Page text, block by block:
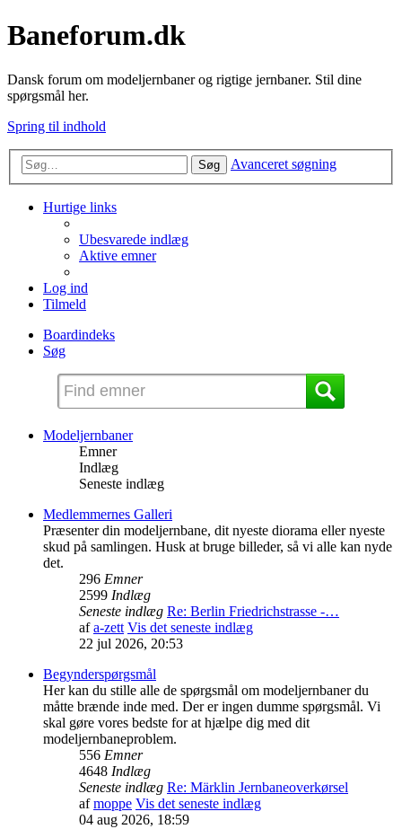
Baneforum.dk
Dansk forum om modeljernbaner og rigtige jernbaner. Stil dine
spørgsmål her.
Spring til indhold
Søg Avanceret søgning
Hurtige links
Ubesvarede indlæg
Aktive emner
Log ind
Tilmeld
Boardindeks
Søg
Modeljernbaner
Emner
Indlæg
Seneste indlæg
Medlemmernes Galleri
Præsenter din modeljernbane, dit nyeste diorama eller nyeste
skud på samlingen. Husk at bruge billeder, så vi alle kan nyde
det.
296 Emner
2599 Indlæg
Seneste indlæg Re: Berlin Friedrichstrasse -…
afa-zett Vis det seneste indlæg
22 jul 2026, 20:53
Begynderspørgsmål
Her kan du stille alle de spørgsmål om modeljernbaner du
måtte brænde inde med. Der er ingen dumme spørgsmål. Vi
skal gøre vores bedste for at hjælpe dig med dit
modeljernbaneproblem.
556 Emner
4648 Indlæg
Seneste indlæg Re: Märklin Jernbaneoverkørsel
afmoppe Vis det seneste indlæg
04 aug 2026, 18:59